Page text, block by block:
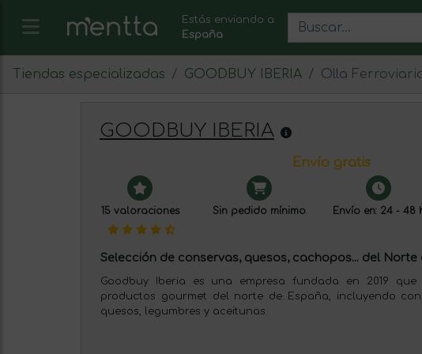
Estás enviando a:
España
Tiendas especializadas GOODBUY IBERIA Olla
GOODBUY IBERIA
Envío gratis
15 valoraciones Sin pedido mínimo Envío en: 24 - 48
Selección de conservas, quesos, cachopos... del Norte
Goodbuy Iberia es una empresa fundada en 2019
productos gourmet del norte de España, incluyendo
quesos, legumbres y aceitunas.